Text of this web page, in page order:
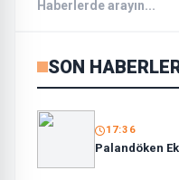
SON
17:36
Palandöken